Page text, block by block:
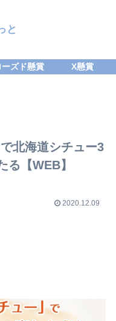
と
ーズド懸賞 X懸賞
北海道シチュー3
る【WEB】
2020.12.09